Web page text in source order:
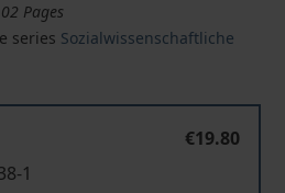
Pages
series Sozialwissenschaftliche
€19.80
1